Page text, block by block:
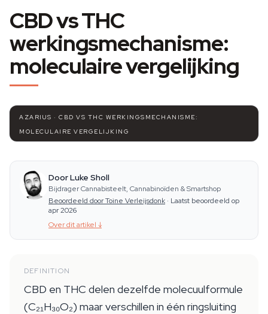
CBD vs THC
werkingsmechanisme:
moleculaire vergelijking
AZARIUS · CBD VS THC WERKINGSMECHANISME:
MOLECULAIRE VERGELIJKING
Door Luke Sholl
Bijdrager Cannabisteelt, Cannabinoïden & Smartshop
Beoordeeld door Toine Verleijsdonk · Laatst beoordeeld op
apr 2026
Over dit artikel ↓
DEFINITION
CBD en THC delen dezelfde molecuulformule
(C₂₁H₃₀O₂) maar verschillen in één ringsluiting